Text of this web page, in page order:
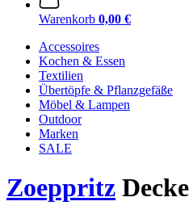
Warenkorb 0,00 €
Accessoires
Kochen & Essen
Textilien
Übertöpfe & Pflanzgefäße
Möbel & Lampen
Outdoor
Marken
SALE
Zoeppritz